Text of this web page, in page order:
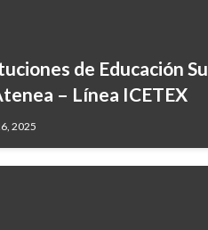
de Educación
– Línea ICETEX
2025